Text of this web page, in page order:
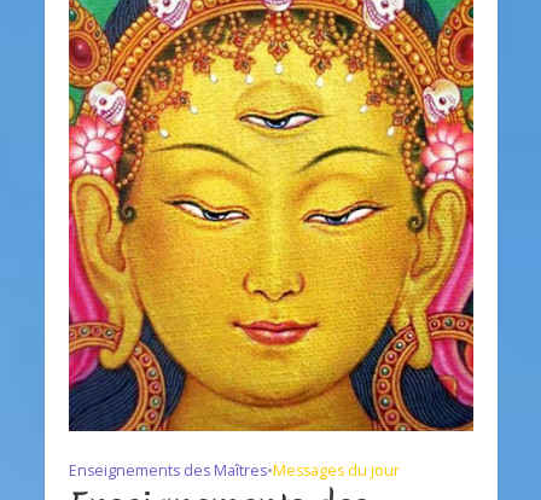
Enseignements des Maîtres•Messages du jour